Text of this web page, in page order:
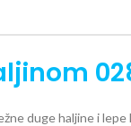
duge haljine i lepe